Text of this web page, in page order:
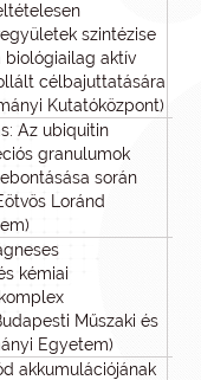
szintézise
biológiailag aktív
célbajuttatására
Kutatóközpont)
Az ubiquitin
granulumok
során
Loránd
kémiai
Műszaki és
Egyetem)
akkumulációjának